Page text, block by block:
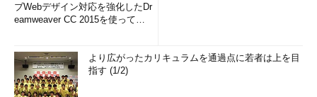
ブWebデザイン対応を強化したDr
eamweaver CC 2015を使って
より広がったカリキュラムを通過点に若者は上を目
指す (1/2)